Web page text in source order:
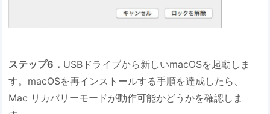
ステップ6． USBドライブから新しいmacOSを起動しま
す。macOSを再インストールする手順を達成したら、
Mac リカバリーモードが動作可能かどうかを確認しま